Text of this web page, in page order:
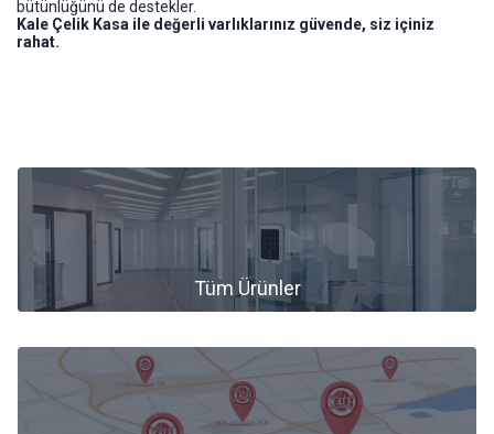
bütünlüğünü de destekler.
Kale Çelik Kasa ile değerli varlıklarınız güvende, siz içiniz
rahat.
Tüm Ürünler
Tüm Ürünler
Satış Noktaları